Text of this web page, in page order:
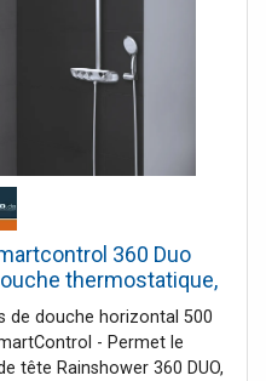
360 Duo
thermostatique,
de douche horizontal 500
- Permet le
tête Rainshower 360 DUO,